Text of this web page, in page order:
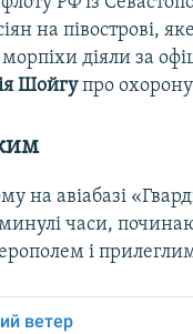
на півострові,
діяли за
Шойгупро
на авіабазі
минулі часи,
і